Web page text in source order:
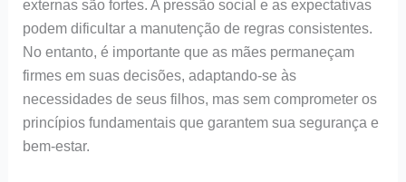
externas são fortes. A pressão social e as expectativas
podem dificultar a manutenção de regras consistentes.
No entanto, é importante que as mães permaneçam
firmes em suas decisões, adaptando-se às
necessidades de seus filhos, mas sem comprometer os
princípios fundamentais que garantem sua segurança e
bem-estar.